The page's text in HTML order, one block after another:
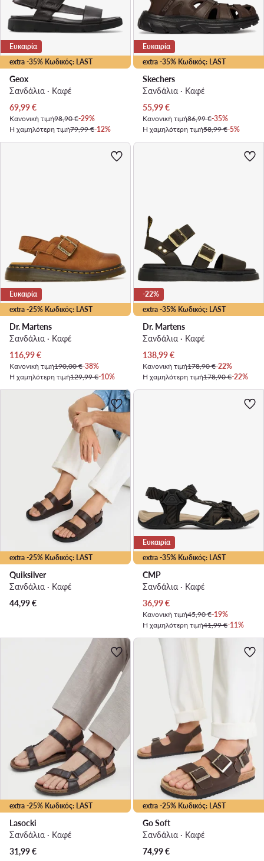
extra -35% Κωδικός: LAST
Ευκαιρία
Geox
Σανδάλια · Καφέ
Τρέχουσα τιμή
69,99€
Κανονική τιμή98,90 €-29%
Η χαμηλότερη τιμή79,99 €-12%
extra -35% Κωδικός: LAST
Ευκαιρία
Skechers
Σανδάλια · Καφέ
Τρέχουσα τιμή
55,99€
Κανονική τιμή86,99 €-35%
Η χαμηλότερη τιμή58,99 €-5%
extra -25% Κωδικός: LAST
Ευκαιρία
Dr. Martens
Σανδάλια · Καφέ
Τρέχουσα τιμή
116,99€
Κανονική τιμή190,00 €-38%
Η χαμηλότερη τιμή129,99 €-10%
extra -35% Κωδικός: LAST
-22%
Dr. Martens
Σανδάλια · Καφέ
Τρέχουσα τιμή
138,99€
Κανονική τιμή178,90 €-22%
Η χαμηλότερη τιμή178,90 €-22%
extra -25% Κωδικός: LAST
Quiksilver
Σανδάλια · Καφέ
44,99€
extra -35% Κωδικός: LAST
Ευκαιρία
CMP
Σανδάλια · Καφέ
Τρέχουσα τιμή
36,99€
Κανονική τιμή45,90 €-19%
Η χαμηλότερη τιμή41,99 €-11%
extra -25% Κωδικός: LAST
Lasocki
Σανδάλια · Καφέ
31,99€
extra -25% Κωδικός: LAST
Go Soft
Σανδάλια · Καφέ
74,99€